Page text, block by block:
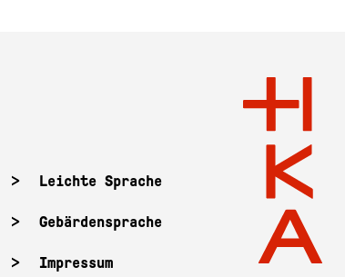
Leichte Sprache
Gebärdensprache
Impressum